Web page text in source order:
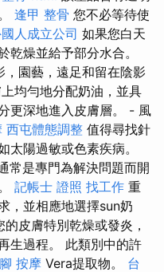
逢甲 整骨 您不必等待使
人成立公司 如果您白天
乾燥並給予部分水合。
，園藝，遠足和留在陰影
均勻地分配奶油，並具
更深地進入皮膚層。 - 風
西屯體態調整 值得尋找針
太陽過敏或色素疾病。
常是專門為解決問題而開
記帳士 證照 找工作 重
，並相應地選擇sun奶
的皮膚特別乾燥或發炎，
生過程。 此類別中的許
腳 按摩 Vera提取物。 台